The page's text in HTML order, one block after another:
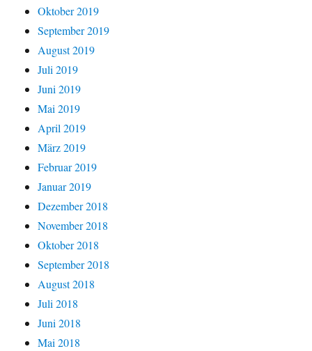
Oktober 2019
September 2019
August 2019
Juli 2019
Juni 2019
Mai 2019
April 2019
März 2019
Februar 2019
Januar 2019
Dezember 2018
November 2018
Oktober 2018
September 2018
August 2018
Juli 2018
Juni 2018
Mai 2018